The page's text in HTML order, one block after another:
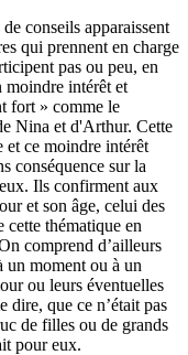
conseils apparaissent
qui prennent en charge
pas ou peu, en
moindre intérêt et
fort » comme le
Nina et d'Arthur. Cette
et ce moindre intérêt
conséquence sur la
Ils confirment aux
et son âge, celui des
cette thématique en
comprend d’ailleurs
un moment ou à un
ou leurs éventuelles
dire, que ce n’était pas
de filles ou de grands
pour eux.